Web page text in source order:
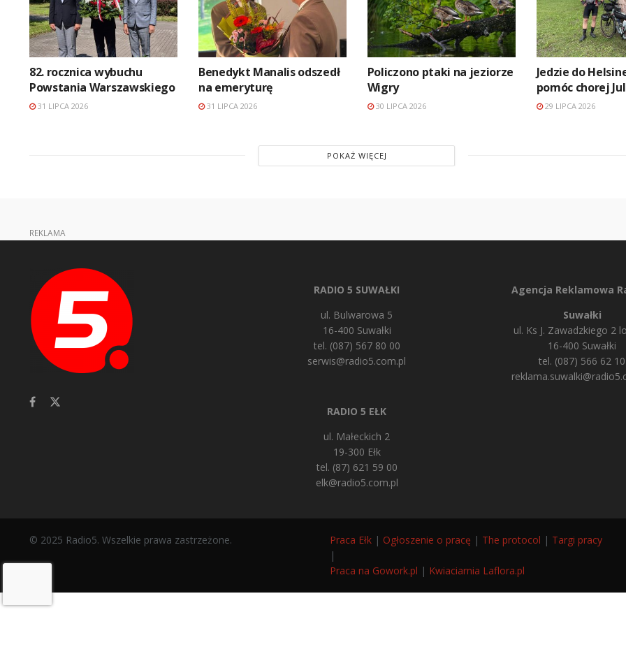
82. rocznica wybuchu
Powstania Warszawskiego
31 LIPCA 2026
Benedykt Manalis odszedł
na emeryturę
31 LIPCA 2026
Policzono ptaki na jeziorze
Wigry
30 LIPCA 2026
Jedzie do
pomóc chorej
29 LIPCA 2026
POKAŻ WIĘCEJ
REKLAMA
RADIO 5 SUWAŁKI
ul. Bulwarowa 5
16-400 Suwałki
tel. (087) 567 80 00
serwis@radio5.com.pl
RADIO 5 EŁK
ul. Małeckich 2
19-300 Ełk
tel. (87) 621 59 00
elk@radio5.com.pl
Agencja Reklamowa
Suwałki
ul. Ks J. Zawadzkiego 2
16-400 Suwałki
tel. (087) 566 62 10
© 2025 Radio5. Wszelkie prawa zastrzeżone. Praca Ełk | Ogłoszenie o pracę | The protocol | Targi pracy
|
Praca na Gowork.pl | Kwiaciarnia Laflora.pl